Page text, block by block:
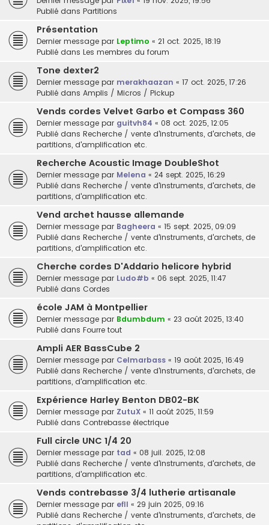
Publié dans Partitions
Présentation
Dernier message par Leptimo « 21 oct. 2025, 18:19
Publié dans Les membres du forum
Tone dexter2
Dernier message par merakhaazan « 17 oct. 2025, 17:26
Publié dans Amplis / Micros / Pickup
Vends cordes Velvet Garbo et Compass 360
Dernier message par guitvh84 « 08 oct. 2025, 12:05
Publié dans Recherche / vente d'instruments, d'archets, de
partitions, d'amplification etc.
Recherche Acoustic Image DoubleShot
Dernier message par Melena « 24 sept. 2025, 16:29
Publié dans Recherche / vente d'instruments, d'archets, de
partitions, d'amplification etc.
Vend archet hausse allemande
Dernier message par Bagheera « 15 sept. 2025, 09:09
Publié dans Recherche / vente d'instruments, d'archets, de
partitions, d'amplification etc.
Cherche cordes D'Addario helicore hybrid
Dernier message par Ludo#b « 06 sept. 2025, 11:47
Publié dans Cordes
école JAM à Montpellier
Dernier message par Bdumbdum « 23 août 2025, 13:40
Publié dans Fourre tout
Ampli AER BassCube 2
Dernier message par Celmarbass « 19 août 2025, 16:49
Publié dans Recherche / vente d'instruments, d'archets, de
partitions, d'amplification etc.
Expérience Harley Benton DB02-BK
Dernier message par ZutuX « 11 août 2025, 11:59
Publié dans Contrebasse électrique
Full circle UNC 1/4 20
Dernier message par tad « 08 juil. 2025, 12:08
Publié dans Recherche / vente d'instruments, d'archets, de
partitions, d'amplification etc.
Vends contrebasse 3/4 lutherie artisanale
Dernier message par efll « 29 juin 2025, 09:16
Publié dans Recherche / vente d'instruments, d'archets, de